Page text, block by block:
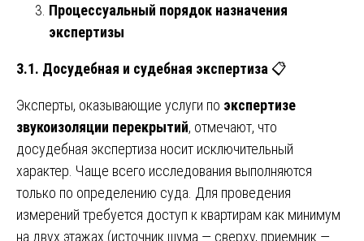
Процессуальный порядок назначения
экспертизы
3.1. Досудебная и судебная экспертиза 📋
Эксперты, оказывающие услуги по экспертизе
звукоизоляции перекрытий, отмечают, что
досудебная экспертиза носит исключительный
характер. Чаще всего исследования выполняются
только по определению суда. Для проведения
измерений требуется доступ к квартирам как минимум
на двух этажах (источник шума — сверху, приемник —